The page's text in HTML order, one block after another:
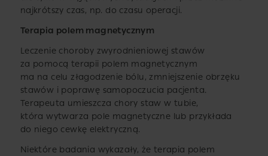
najkrótszy czas, np. do czasu operacji.
Terapia polem magnetycznym
Leczenie choroby zwyrodnieniowej stawów
za pomocą terapii polem magnetycznym
ma na celu złagodzenie bólu, zmniejszenie obrzęku
stawów i poprawę samopoczucia pacjenta.
Terapeuta umieszcza chory staw w tubie,
która wytwarza pole magnetyczne lub przykłada
do niego cewkę elektryczną.
Niektóre badania wykazały, że terapia polem